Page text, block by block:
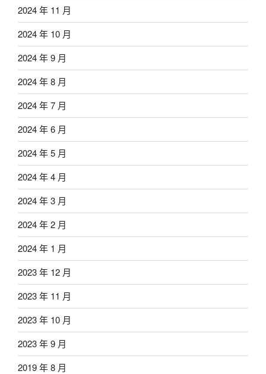
2024 年 11 月
2024 年 10 月
2024 年 9 月
2024 年 8 月
2024 年 7 月
2024 年 6 月
2024 年 5 月
2024 年 4 月
2024 年 3 月
2024 年 2 月
2024 年 1 月
2023 年 12 月
2023 年 11 月
2023 年 10 月
2023 年 9 月
2019 年 8 月